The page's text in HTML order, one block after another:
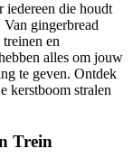
iedereen die houdt
gingerbread
en
alles om jouw
te geven. Ontdek
kerstboom stralen
Trein